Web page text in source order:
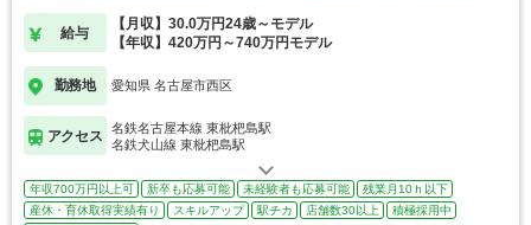
給与
【月収】30.0万円24歳～モデル
【年収】420万円～740万円モデル
勤務地 愛知県 名古屋市西区
アクセス
名鉄名古屋本線 東枇杷島駅
名鉄犬山線 東枇杷島駅
年収700万円以上可 新卒も応募可能 未経験者も応募可能
残業月10ｈ以下
産休・育休取得実績有り
スキルアップ 駅チカ 店舗数30以上
積極採用中